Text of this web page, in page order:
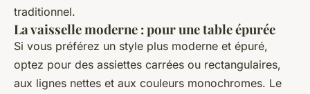
traditionnel.
La vaisselle moderne : pour une table épurée
Si vous préférez un style plus moderne et épuré,
optez pour des assiettes carrées ou rectangulaires,
aux lignes nettes et aux couleurs monochromes. Le